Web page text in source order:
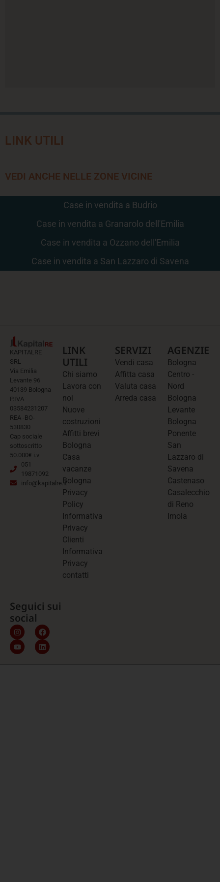
LINK UTILI
VEDI ANCHE NELLE ZONE VICINE
Case in vendita a Budrio
Case in vendita a Granarolo dell'Emilia
Case in vendita a Ozzano dell'Emilia
Case in vendita a San Lazzaro di Savena
KAPITALRE
SRL
Via Emilia
Levante 96
40139 Bologna
P.IVA
03584231207
REA -BO-
530830
Cap sociale
sottoscritto
50.000€ i.v
051
19871092
info@kapitalre.it
LINK
UTILI
Chi siamo
Lavora con
noi
Nuove
costruzioni
Affitti brevi
Bologna
Casa
vacanze
Bologna
Privacy
Policy
Informativa
Privacy
Clienti
Informativa
Privacy
contatti
SERVIZI
Vendi casa
Affitta casa
Valuta casa
Arreda casa
AGENZIE
Bologna
Centro -
Nord
Bologna
Levante
Bologna
Ponente
San
Lazzaro di
Savena
Castenaso
Casalecchio
di Reno
Imola
Seguici sui
social